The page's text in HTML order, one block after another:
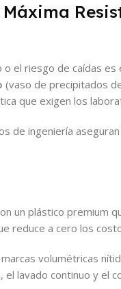
el riesgo de caídas
(vaso de precipitados
que exigen los
de ingeniería
un plástico premium
reduce a cero los
volumétricas
lavado continuo y el